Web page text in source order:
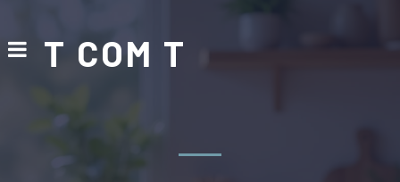
T COM T